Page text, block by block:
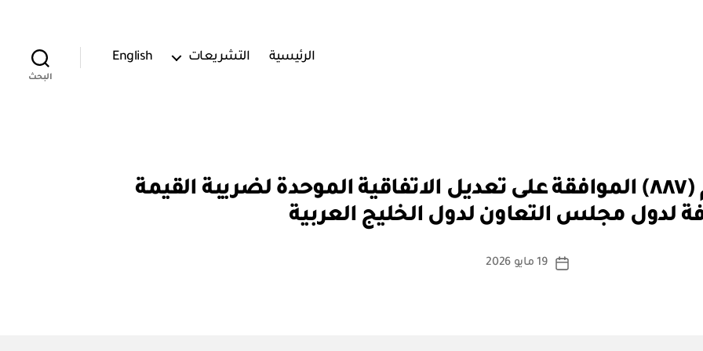
الرئيسية التشريعات English
البحث
قرار مجلس الوزراء رقم (٨٨٧) الموافقة على تعديل الاتفاقية الموحدة لضريبة القيمة
لدول مجلس التعاون لدول الخليج العربية
كاتب
ا
س
ة
تاريخ
19 مايو 2026